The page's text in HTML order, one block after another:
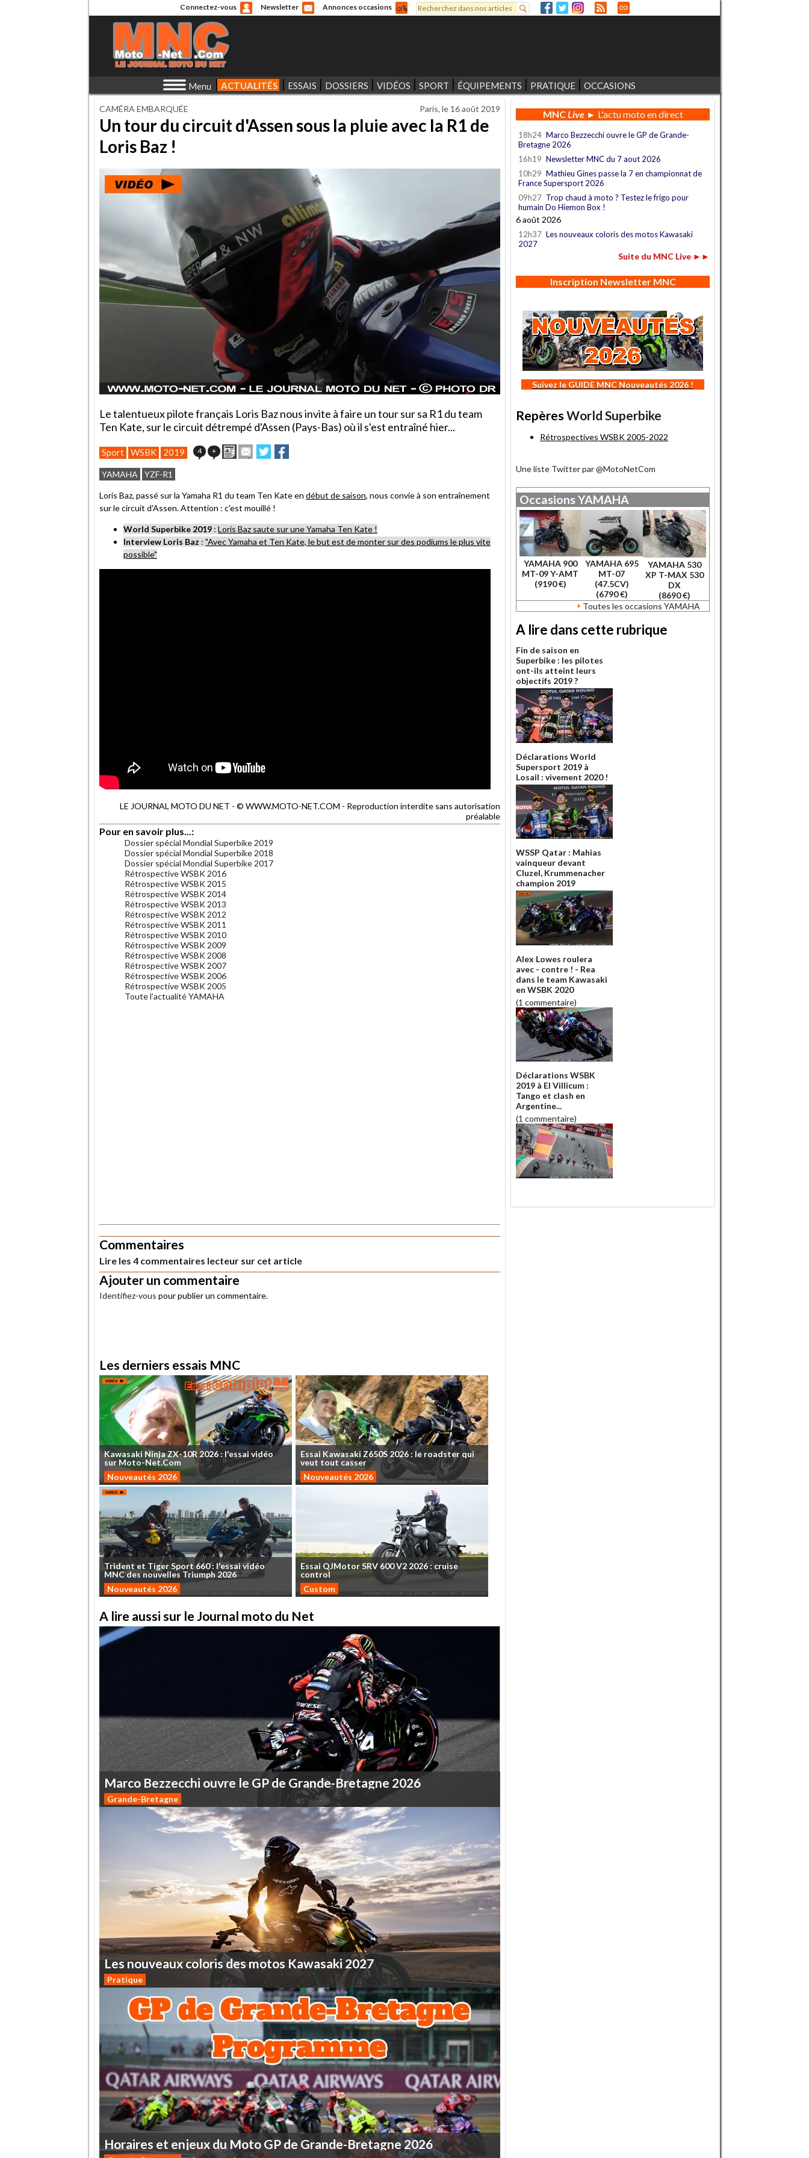
Connectez-vous Newsletter Annonces occasions
Formulaire de recherche
Rechercher
Menu ACTUALITÉS ESSAIS DOSSIERS VIDÉOS SPORT ÉQUIPEMENTS PRATIQUE OCCASIONS
CAMÉRA EMBARQUÉE Paris, le 16 août 2019
Un tour du circuit d'Assen sous la pluie avec la R1 de
Loris Baz !
Le talentueux pilote français Loris Baz nous invite à faire un tour sur sa R1 du team
Ten Kate, sur le circuit détrempé d'Assen (Pays-Bas) où il s'est entraîné hier...
Sport WSBK 2019 4 + ImprimerEnvoyer
cet
ami
Partager
sur
sur
YAMAHA YZF-R1
Loris Baz, passé sur la Yamaha R1 du team Ten Kate en début de saison, nous convie à son entraînement
sur le circuit d'Assen. Attention : c'est mouillé !
World Superbike 2019 : Loris Baz saute sur une Yamaha Ten Kate !
Interview Loris Baz : "Avec Yamaha et Ten Kate, le but est de monter sur des podiums le plus vite
possible"
LE JOURNAL MOTO DU NET - © WWW.MOTO-NET.COM - Reproduction interdite sans autorisation
préalable
Pour en savoir plus...:
Dossier spécial Mondial Superbike 2019
Dossier spécial Mondial Superbike 2018
Dossier spécial Mondial Superbike 2017
Rétrospective WSBK 2016
Rétrospective WSBK 2015
Rétrospective WSBK 2014
Rétrospective WSBK 2013
Rétrospective WSBK 2012
Rétrospective WSBK 2011
Rétrospective WSBK 2010
Rétrospective WSBK 2009
Rétrospective WSBK 2008
Rétrospective WSBK 2007
Rétrospective WSBK 2006
Rétrospective WSBK 2005
Toute l'actualité YAMAHA
Commentaires
Lire les 4 commentaires lecteur sur cet article
Ajouter un commentaire
Identifiez-vous pour publier un commentaire.
Les derniers essais MNC
Kawasaki NinjaZX-10R 2026 : l'essai vidéo
sur Moto-Net.Com
Nouveautés 2026
Essai Kawasaki Z650S2026: le roadster qui
veut tout casser
Nouveautés 2026
Trident et TigerSport 660: l'essaividéo
MNCdesnouvelles Triumph2026
Nouveautés 2026
Essai QJMotorSRV 600V2 2026: cruise
control
Custom
A lire aussi sur le Journal moto du Net
Marco Bezzecchi ouvre le GP de Grande-Bretagne 2026
Grande-Bretagne
Lesnouveauxcoloris desmotos Kawasaki 2027
Pratique
Horaires et enjeux du Moto GP de Grande-Bretagne 2026
MNCLive► L'actu moto en direct
18h24 Marco Bezzecchi ouvre le GP de Grande-
Bretagne 2026
16h19 Newsletter MNC du 7 aout 2026
10h29 Mathieu Gines passe la 7 en championnat de
France Supersport 2026
09h27 Trop chaud à moto ? Testez le frigo pour
humain Do Hiemon Box !
6 août 2026
12h37 Les nouveaux coloris des motos Kawasaki
2027
Suite du MNC Live ►►
Inscription Newsletter MNC
Suivez le GUIDE MNC Nouveautés 2026 !
Repères World Superbike
Rétrospectives WSBK 2005-2022
Une liste Twitter par @MotoNetCom
OccasionsYAMAHA
YAMAHA 900
MT-09 Y-AMT
(9190 €)
YAMAHA 695
MT-07
(47.5CV)
(6790 €)
YAMAHA 530
XP T-MAX 530
DX
(8690 €)
Toutes les occasions YAMAHA
A lire dans cette rubrique
Fin de saison en
Superbike : les pilotes
ont-ils atteint leurs
objectifs 2019 ?
Déclarations World
Supersport 2019 à
Losail : vivement 2020 !
WSSP Qatar : Mahias
vainqueur devant
Cluzel, Krummenacher
champion 2019
Alex Lowes roulera
avec - contre ! - Rea
dans le team Kawasaki
en WSBK 2020
(1 commentaire)
Déclarations WSBK
2019 à El Villicum :
Tango et clash en
Argentine...
(1 commentaire)